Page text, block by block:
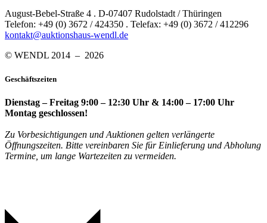
August-Bebel-Straße 4 . D-07407 Rudolstadt / Thüringen
Telefon: +49 (0) 3672 / 424350 . Telefax: +49 (0) 3672 / 412296
kontakt@auktionshaus-wendl.de
© WENDL 2014 – 2026
Geschäftszeiten
Dienstag – Freitag 9:00 – 12:30 Uhr & 14:00 – 17:00 Uhr
Montag geschlossen!
Zu Vorbesichtigungen und Auktionen gelten verlängerte
Öffnungszeiten. Bitte vereinbaren Sie für Einlieferung und Abholung
Termine, um lange Wartezeiten zu vermeiden.